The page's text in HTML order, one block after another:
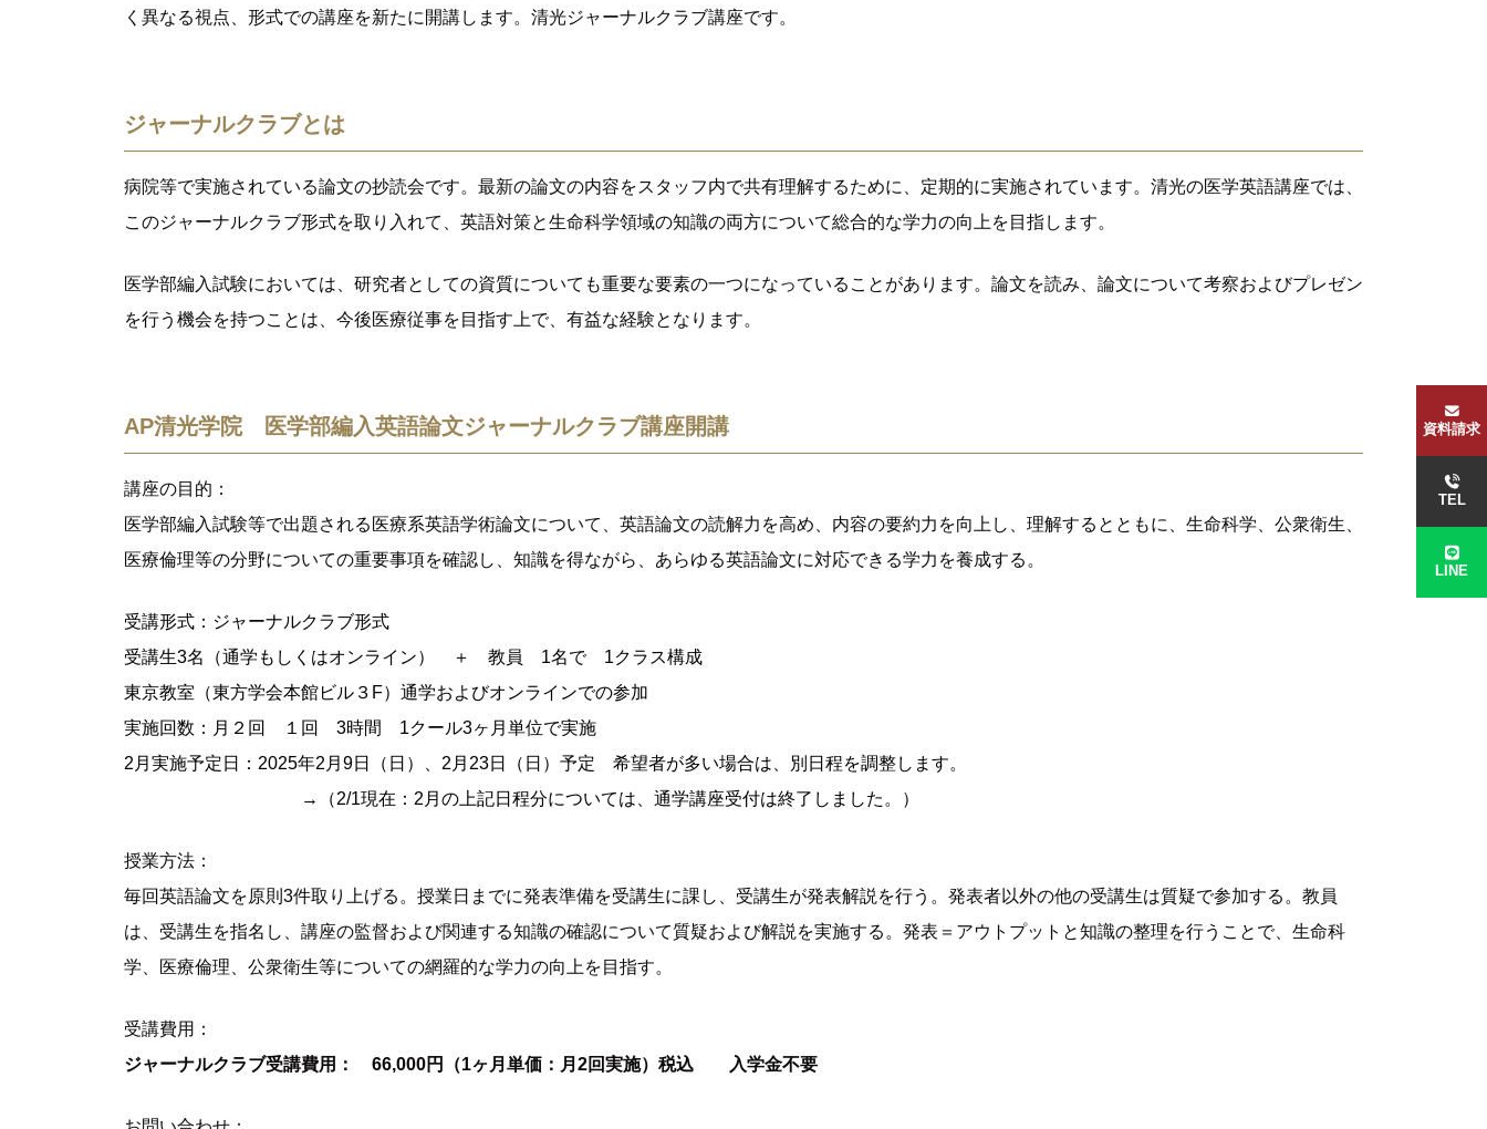
く異なる視点、形式での講座を新たに開講します。清光ジャーナルクラブ講座です。
ジャーナルクラブとは
病院等で実施されている論文の抄読会です。最新の論文の内容をスタッフ内で共有理解するために、定期的に実施されています。清光の医学英語講座では、
このジャーナルクラブ形式を取り入れて、英語対策と生命科学領域の知識の両方について総合的な学力の向上を目指します。
医学部編入試験においては、研究者としての資質についても重要な要素の一つになっていることがあります。論文を読み、論文について考察およびプレゼン
を行う機会を持つことは、今後医療従事を目指す上で、有益な経験となります。
AP清光学院 医学部編入英語論文ジャーナルクラブ講座開講
講座の目的：
医学部編入試験等で出題される医療系英語学術論文について、英語論文の読解力を高め、内容の要約力を向上し、理解するとともに、生命科学、公衆衛生、
医療倫理等の分野についての重要事項を確認し、知識を得ながら、あらゆる英語論文に対応できる学力を養成する。
受講形式：ジャーナルクラブ形式
受講生3名（通学もしくはオンライン） ＋ 教員 1名で 1クラス構成
東京教室（東方学会本館ビル３F）通学およびオンラインでの参加
実施回数：月２回 １回 3時間 1クール3ヶ月単位で実施
2月実施予定日：2025年2月9日（日）、2月23日（日）予定 希望者が多い場合は、別日程を調整します。
→（2/1現在：2月の上記日程分については、通学講座受付は終了しました。）
授業方法：
毎回英語論文を原則3件取り上げる。授業日までに発表準備を受講生に課し、受講生が発表解説を行う。発表者以外の他の受講生は質疑で参加する。教員
は、受講生を指名し、講座の監督および関連する知識の確認について質疑および解説を実施する。発表＝アウトプットと知識の整理を行うことで、生命科
学、医療倫理、公衆衛生等についての網羅的な学力の向上を目指す。
受講費用：
ジャーナルクラブ受講費用： 66,000円（1ヶ月単価：月2回実施）税込
入学金不要
資料請求
TEL
LINE